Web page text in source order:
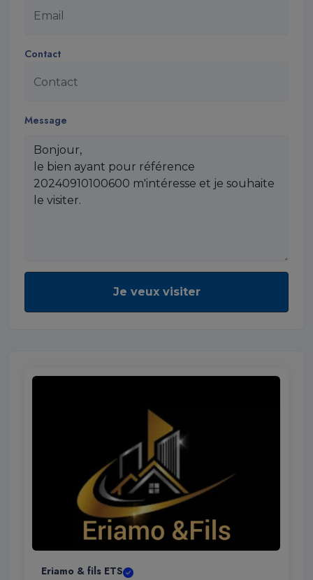
Contact
Message
Je veux visiter
Eriamo & fils ETS